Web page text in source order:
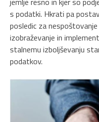
s podatki. Hkrati pa
posledic za
izobraževanje in
stalnemu izboljševanju
podatkov.